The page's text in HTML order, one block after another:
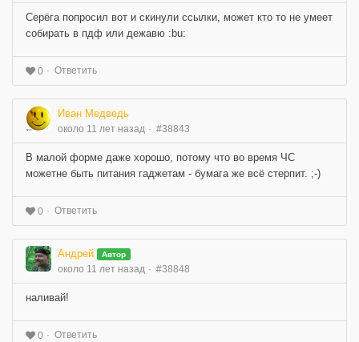
Серёга попросил вот и скинули ссылки, может кто то не умеет
собирать в пдф или дежавю :bu:
0 Ответить
Иван Медведь
около 11 лет назад #38843
В малой форме даже хорошо, потому что во время ЧС
можетне быть питания гаджетам - бумага же всё стерпит. ;-)
0 Ответить
Андрей Автор
около 11 лет назад #38848
наливай!
0 Ответить